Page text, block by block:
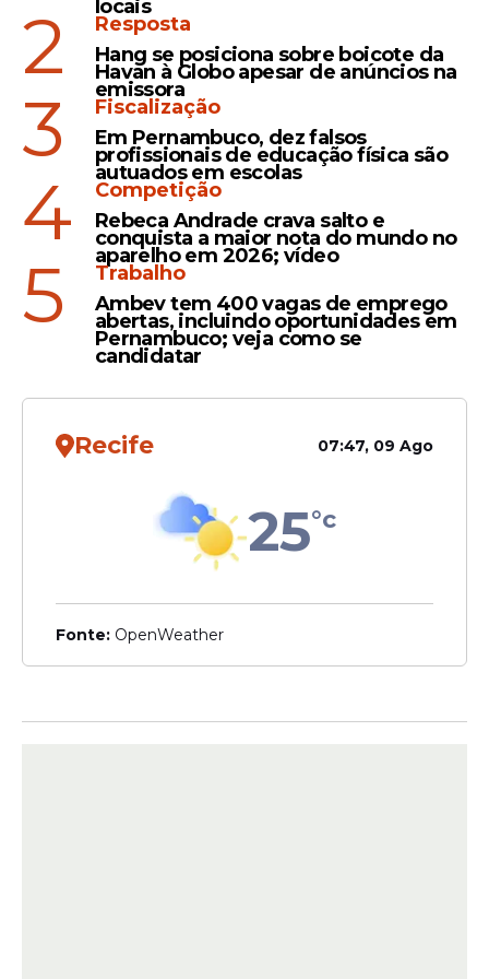
Eleições
Crime eleitoral?
Procuradoria recomenda
condenação de Lula, Tebet
e Marina por propaganda
antecipada
Pesquisa
Datafolha: Lula e Flávio
Bolsonaro empatam em
São Paulo com 35% cada
um
Veja Também
Lula
locais
2
Resposta
Hang se posiciona sobre boicote da
Havan à Globo apesar de anúncios na
emissora
3
Fiscalização
Em Pernambuco, dez falsos
profissionais de educação física são
autuados em escolas
4
Competição
Rebeca Andrade crava salto e
conquista a maior nota do mundo no
aparelho em 2026; vídeo
5
Trabalho
Ambev tem 400 vagas de emprego
abertas, incluindo oportunidades em
Pernambuco; veja como se
candidatar
Recife 07:47, 09 Ago
25°c
Fonte: OpenWeather